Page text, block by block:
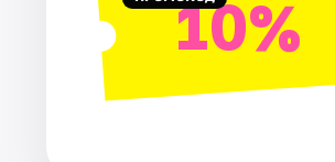
Артисты
Рейтинги
10%